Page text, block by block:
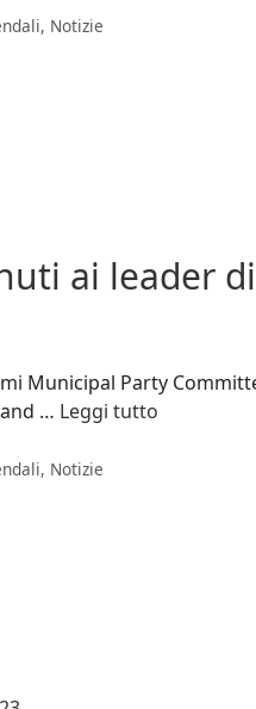
, Notizie
ai leader
Municipal Party
… Leggi tutto
, Notizie